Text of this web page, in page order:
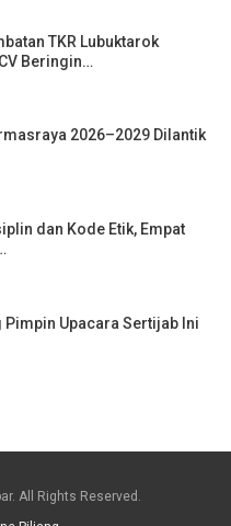
TKR Lubuktarok
Beringin…
2026–2029 Dilantik
dan Kode Etik, Empat
Upacara Sertijab Ini
All Rights Reserved.